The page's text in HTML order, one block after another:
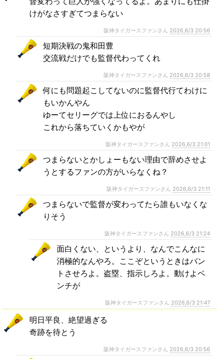
けがなさすぎてつまらない
阪神タイガースファンさん 2026,6/3 20:56
短期決戦の鬼和田豊
交流戦だけでも監督代わってくれ
阪神タイガースファンさん 2026,6/3 20:58
何にも問題起こしてないのに監督代行てわけに
もいかんやん
ゆーてセリーグでは上位におるんやし
これから落ちていくかもやが
阪神タイガースファンさん 2026,6/3 21:01
つまらないとかしょーもない理由で辞めさせよ
うとするファンの方がいらなくね？
阪神タイガースファンさん 2026,6/3 21:11
つまらないで監督が変わってたら誰もいなくな
りそう
阪神タイガースファンさん 2026,6/3 21:24
面白くない、というより、なんでこんなに
消極的なんやろ。ここぞというときはバン
トさせろよ。盗塁、指示しろよ。動けよベ
ンチが
阪神タイガースファンさん 2026,6/3 21:47
明日平良、絶望過ぎる
奇跡を待とう
阪神タイガースファンさん 2026,6/3 20:56